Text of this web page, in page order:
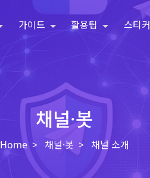
가이드 활용팁 스티커
채널·봇
Home 채널·봇 채널 소개